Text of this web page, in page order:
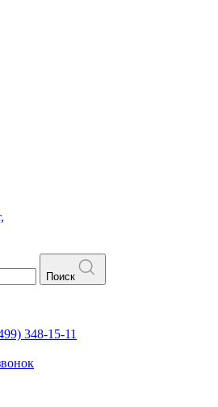
Поиск
348-15-11